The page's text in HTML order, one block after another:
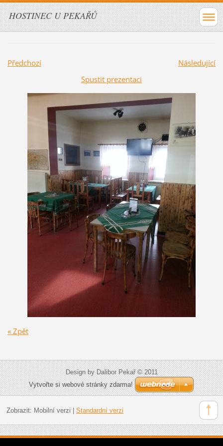
HOSTINEC U PEKAŘŮ
Předchozí
Následující
Spustit prezentaci
« Zpět
Design by Dalibor Pekař © 2011
Vytvořte si webové stránky zdarma!
Zobrazit: Mobilní verzi Standardní verzi